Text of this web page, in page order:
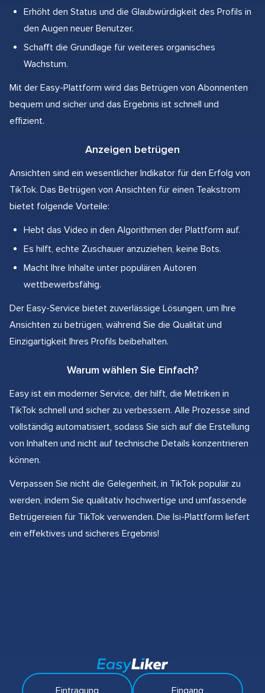
Erhöht den Status und die Glaubwürdigkeit des Profils in
den Augen neuer Benutzer.
Schafft die Grundlage für weiteres organisches
Wachstum.
Mit der Easy-Plattform wird das Betrügen von Abonnenten
bequem und sicher und das Ergebnis ist schnell und
effizient.
Anzeigen betrügen
Ansichten sind ein wesentlicher Indikator für den Erfolg von
TikTok. Das Betrügen von Ansichten für einen Teakstrom
bietet folgende Vorteile:
Hebt das Video in den Algorithmen der Plattform auf.
Es hilft, echte Zuschauer anzuziehen, keine Bots.
Macht Ihre Inhalte unter populären Autoren
wettbewerbsfähig.
Der Easy-Service bietet zuverlässige Lösungen, um Ihre
Ansichten zu betrügen, während Sie die Qualität und
Einzigartigkeit Ihres Profils beibehalten.
Warum wählen Sie Einfach?
Easy ist ein moderner Service, der hilft, die Metriken in
TikTok schnell und sicher zu verbessern. Alle Prozesse sind
vollständig automatisiert, sodass Sie sich auf die Erstellung
von Inhalten und nicht auf technische Details konzentrieren
können.
Verpassen Sie nicht die Gelegenheit, in TikTok populär zu
werden, indem Sie qualitativ hochwertige und umfassende
Betrügereien für TikTok verwenden. Die Isi-Plattform liefert
ein effektives und sicheres Ergebnis!